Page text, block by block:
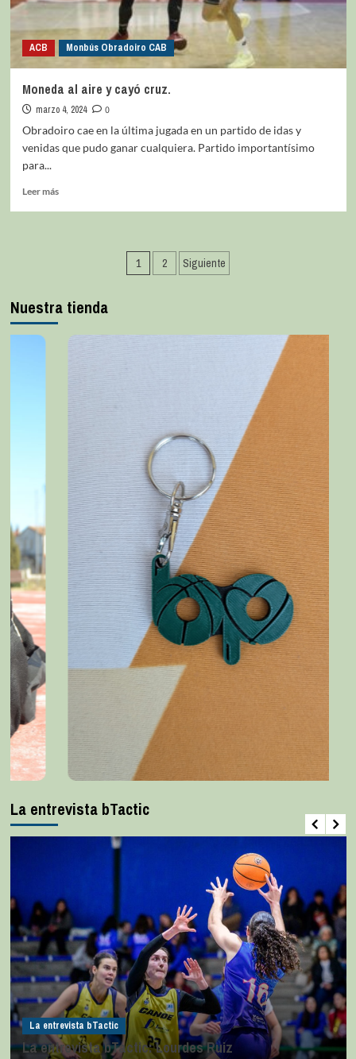
ACB Monbús Obradoiro CAB
Moneda al aire y cayó cruz.
marzo 4, 2024
0
Obradoiro cae en la última jugada en un partido de idas y
venidas que pudo ganar cualquiera. Partido importantísimo
para...
Leer más
1 2 Siguiente
Nuestra tienda
La entrevista bTactic
La entrevista bTactic
La entrevista bTactic: Lourdes Ruiz